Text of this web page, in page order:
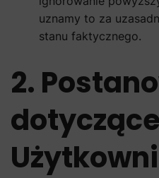
uznamy to za
stanu faktycznego.
2.
dotyczące